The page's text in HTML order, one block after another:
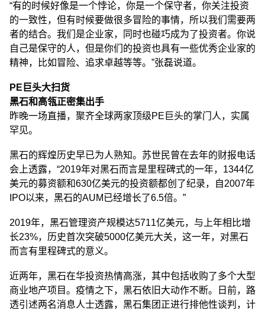
“有的时候好像是一个悖论，你是一个保守者，你关注投资
的一致性，但有时候要做很多冒险的事情，所以我们需要两
者的结合。我们是企业家，同时也碰巧成为了投资者。你说
自己是保守的人，但是你们的投资也具有一些优秀企业家的
精神，比如冒险、追求卓越等等。”张磊说道。
PE巨头大扫货
黑石和高瓴正密集出手
昨晚一场直播，聚齐全球两家顶级PE巨头的掌门人，实属
罕见。
黑石的辉煌历史早已为人熟知。苏世民曾在去年的财报电话
会上透露，“2019年对黑石而言是里程碑式的一年，1344亿
美元的募资额和630亿美元的投资额都创了纪录，自2007年
IPO以来，黑石的AUM已经增长了6.5倍。”
2019年，黑石管理资产规模达5711亿美元，与上年相比增
长23%，历史首次突破5000亿美元大关，这一年，对黑石
而言有里程碑式的意义。
近两年，黑石在华投资热情高涨，其中包括收购了多个大型
商业地产项目。疫情之下，黑石依旧大动作不断。日前，路
透引述两名消息人士透露，黑石集团正进行排他性谈判，计